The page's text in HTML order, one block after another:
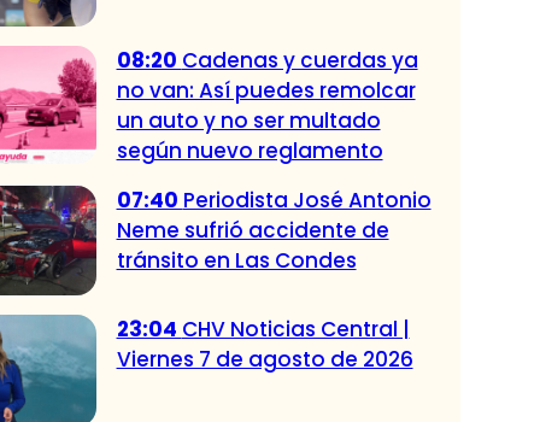
08:20 Cadenas y cuerdas ya
no van: Así puedes remolcar
un auto y no ser multado
según nuevo reglamento
07:40 Periodista José Antonio
Neme sufrió accidente de
tránsito en Las Condes
23:04 CHV Noticias Central |
Viernes 7 de agosto de 2026